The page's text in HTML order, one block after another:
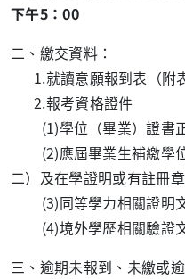
下午5：00
二、繳交資料：
1.就讀意願報到表（附
2.報考資格證件
(1)學位（畢業）證書
(2)應屆畢業生補繳學
二）及在學證明或有註冊
(3)同等學力相關證明
(4)境外學歷相關驗證
三、逾期未報到、未繳或